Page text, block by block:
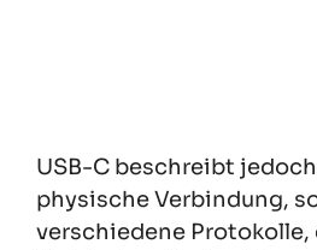
USB-C beschreibt
physische Verbindung,
verschiedene Protokolle,